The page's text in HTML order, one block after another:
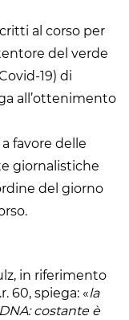
al corso per
del verde
19) di
all’ottenimento
favore delle
giornalistiche
del giorno
in riferimento
60, spiega: «la
costante è